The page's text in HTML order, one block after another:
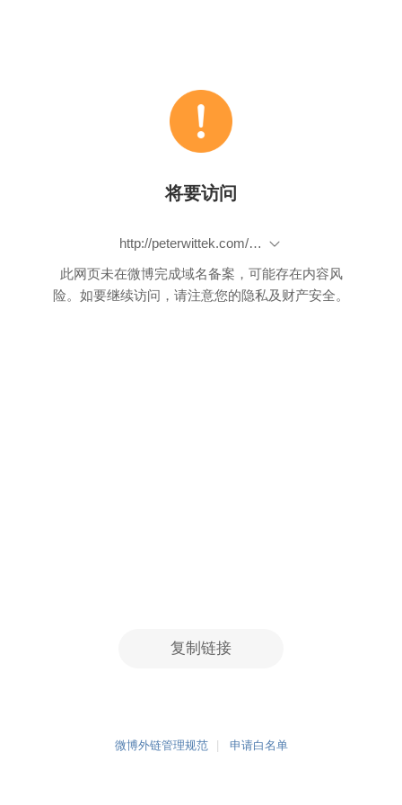
将要访问
http://peterwittek.com/training-emergent-self-organizing-maps-with-somoclu.html
此网页未在微博完成域名备案，可能存在内容风
险。如要继续访问，请注意您的隐私及财产安全。
复制链接
微博外链管理规范 申请白名单